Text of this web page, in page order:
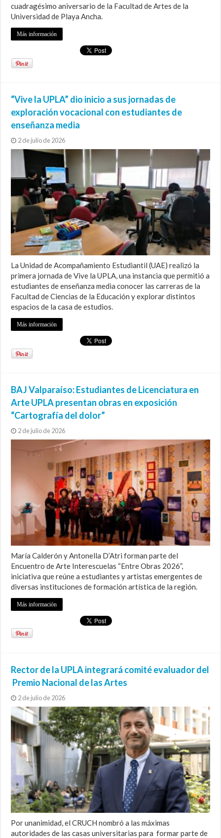
cuadragésimo aniversario de la Facultad de Artes de la
Universidad de Playa Ancha.
Más información
“Vive la UPLA” dio inicio a sus jornadas de
exploración vocacional con estudiantes de
enseñanza media
2 de julio de 2026
La Unidad de Acompañamiento Estudiantil (UAE) realizó la
primera jornada de Vive la UPLA, una instancia que permitió a
estudiantes de enseñanza media conocer las carreras de la
Facultad de Ciencias de la Educación y explorar distintos
espacios de la casa de estudios.
Más información
BAJ Valparaíso: Estudiantes de Licenciatura en
Arte UPLA presentan obras en exposición
“Cartografía del dolor”
2 de julio de 2026
María Calderón y Antonella D’Atri forman parte del
Encuentro de Arte Interescuelas “Entre Obras 2026”,
iniciativa que reúne a estudiantes y artistas emergentes de
diversas instituciones de formación artística de la región.
Más información
Rector de la UPLA integrará comité evaluador del
Premio Nacional de las Artes
2 de julio de 2026
Por unanimidad, el CRUCH nombró a las máximas
autoridades de las casas universitarias para formar parte de